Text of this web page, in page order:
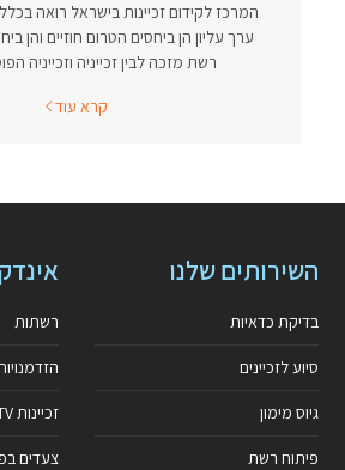
המרכז לקידום זכיינות בישראל רואה
ערך עליון הן ביחסים הטרום חוזיים והן
רשת מזכה לבין זכייניה וזכייניה
קרא עוד
השירותים שלנו
בדיקת כדאיות
סיוע לזכיינים
גיוס מימון
פיתוח רשת
רשתות
זכיינות TV
צעדים